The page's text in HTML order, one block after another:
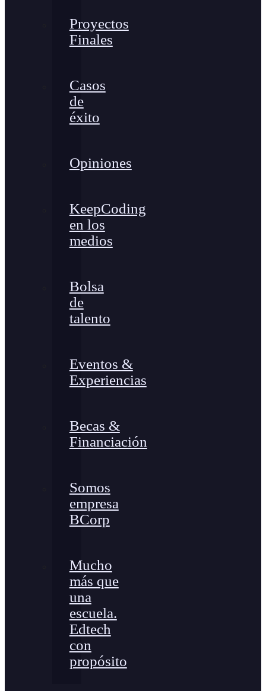
Proyectos
Finales
Casos
de
éxito
Opiniones
KeepCoding
en los
medios
Bolsa
de
talento
Eventos &
Experiencias
Becas &
Financiación
Somos
empresa
BCorp
Mucho
más que
una
escuela.
Edtech
con
propósito